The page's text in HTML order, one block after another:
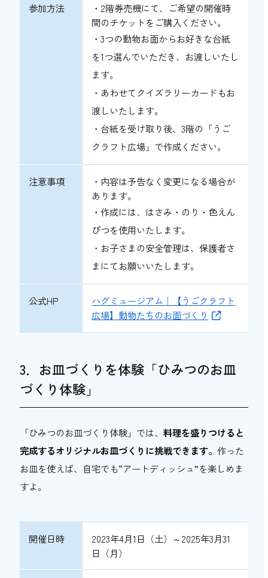
参加方法
・2階券売機にて、ご希望の開催時
間のチケットをご購入ください。
・3つの動物お面からお好きな台紙
を1つ選んでいただき、お渡しいたし
ます。
・あわせてクイズラリーカードもお
渡しいたします。
・台紙を受け取り後、3階の「うご
クラフト広場」で作成ください。
注意事項
・内容は予告なく変更になる場合が
あります。
・作成には、はさみ・のり・色えん
ぴつを使用いたします。
・お子さまの安全管理は、保護者さ
まにてお願いいたします。
公式HP
ハグミュージアム｜【うごクラフト
広場】動物たちのお面づくり
3．お皿づくりを体験「ひみつのお皿
づくり体験」
「ひみつのお皿づくり体験」では、 料理を盛りつけると
完成するオリジナルお皿づくりに挑戦できます。 作った
お皿を使えば、自宅でも“アートディッシュ”を楽しめま
すよ。
開催日時
2023年4月1日（土）～2025年3月31
日（月）